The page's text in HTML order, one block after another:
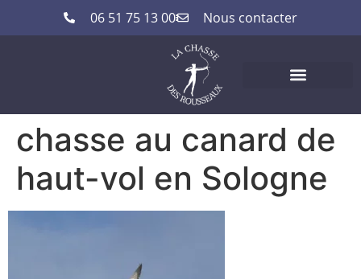
06 51 75 13 00 Nous contacter
chasse au canard de
haut-vol en Sologne